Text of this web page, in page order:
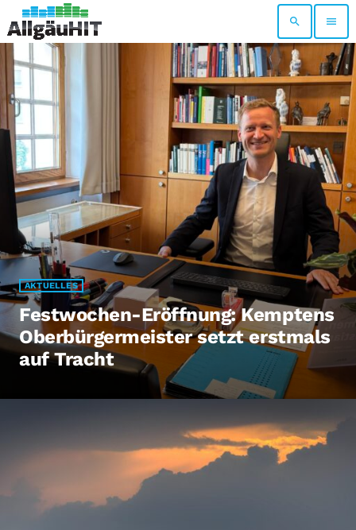
search menu
AKTUELLES
Festwochen-Eröffnung: Kemptens
Oberbürgermeister setzt erstmals
auf Tracht